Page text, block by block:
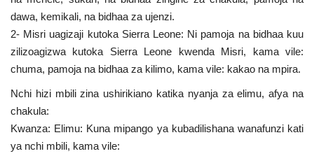
dawa, kemikali, na bidhaa za ujenzi.
2- Misri uagizaji kutoka Sierra Leone: Ni pamoja na bidhaa kuu
zilizoagizwa kutoka Sierra Leone kwenda Misri, kama vile:
chuma, pamoja na bidhaa za kilimo, kama vile: kakao na mpira.
Nchi hizi mbili zina ushirikiano katika nyanja za elimu, afya na
chakula:
Kwanza: Elimu: Kuna mipango ya kubadilishana wanafunzi kati
ya nchi mbili, kama vile: